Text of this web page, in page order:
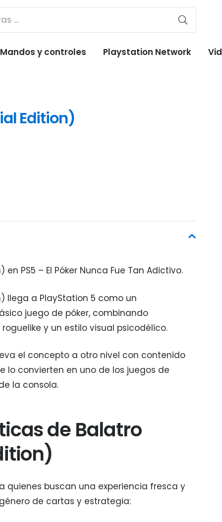
Mandos y controles Playstation Network
Edition)
PS5 – El Póker Nunca Fue Tan Adictivo.
llega a PlayStation 5 como un
juego de póker, combinando
y un estilo visual psicodélico.
el concepto a otro nivel con contenido
lo convierten en uno de los juegos de
la consola.
de Balatro
quienes buscan una experiencia fresca y
de cartas y estrategia: